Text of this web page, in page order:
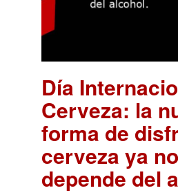
Día
Cerveza: la
forma de
cerveza ya no
depende del